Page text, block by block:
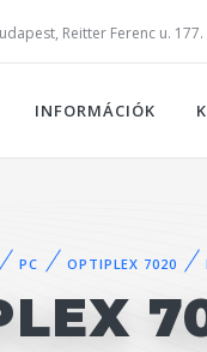
Reitter Ferenc u. 177.
INFORMÁCIÓK
PC OPTIPLEX 7020